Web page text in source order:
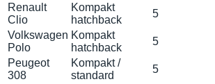
Renault
Clio
Kompakt
hatchback
5
Volkswagen
Polo
Kompakt
hatchback
5
Peugeot
308
Kompakt /
standard
5